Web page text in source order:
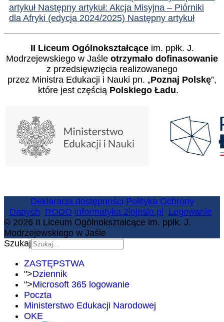
artykuł Następny artykuł: Akcja Misyjna – Piórniki
dla Afryki (edycja 2024/2025) Następny artykuł
II Liceum Ogólnokształcąceim. ppłk. J.
Modrzejewskiego w Jaśle otrzymało dofinasowanie
z przedsięwzięcia realizowanego
przez Ministra Edukacji i Nauki pn. „Poznaj Polskę”,
które jest częścią Polskiego Ładu.
Deklaracja dostępności Polityka Ochrony
Danych RODO informatyka.2lojaslo.pl
Logowanie
© 2026 II Liceum Ogólnokształcące im. ppłk. J.
Modrzejewskiego w Jaśle
Szukaj
ZASTĘPSTWA
">Dziennik
">Microsoft 365 logowanie
Poczta
Ministerstwo Edukacji Narodowej
OKE